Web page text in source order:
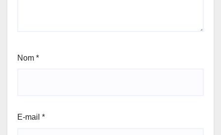
Nom *
E-mail *